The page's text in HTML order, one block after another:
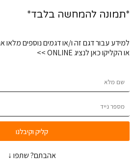
*תמונה להמחשה בלבד*
למידע עבור דגם זה ו/או דגמים נוספים מלאו
או הקליקו כאן לנציג ONLINE >>
קליק וקיבלנו
אהבתם? שתפו ↓